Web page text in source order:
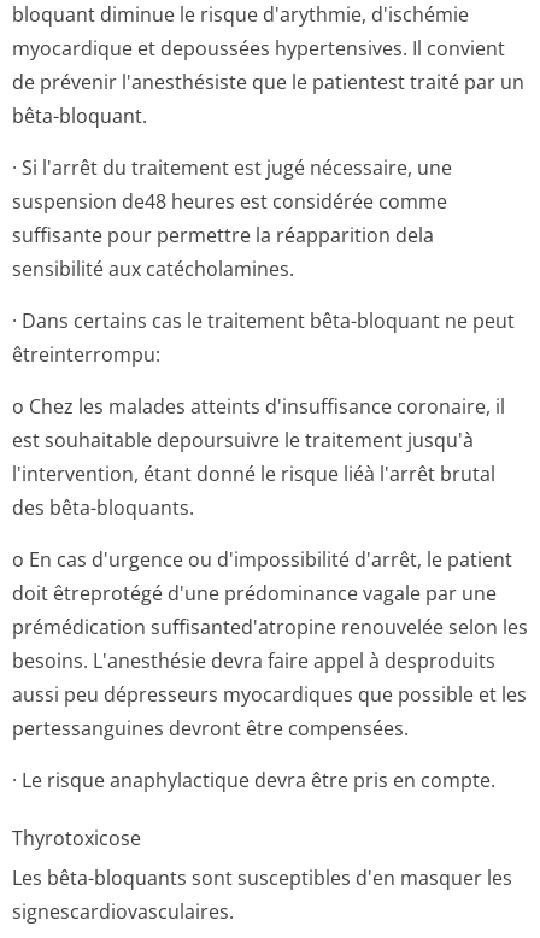
bloquant diminue le risque d'arythmie, d'ischémie
myocardique et depoussées hypertensives. Il convient
de prévenir l'anesthésiste que le patientest traité par un
bêta-bloquant.
· Si l'arrêt du traitement est jugé nécessaire, une
suspension de48 heures est considérée comme
suffisante pour permettre la réapparition dela
sensibilité aux catécholamines.
· Dans certains cas le traitement bêta-bloquant ne peut
êtreinterrompu:
o Chez les malades atteints d'insuffisance coronaire, il
est souhaitable depoursuivre le traitement jusqu'à
l'intervention, étant donné le risque liéà l'arrêt brutal
des bêta-bloquants.
o En cas d'urgence ou d'impossibilité d'arrêt, le patient
doit êtreprotégé d'une prédominance vagale par une
prémédication suffisanted'a­tropine renouvelée selon les
besoins. L'anesthésie devra faire appel à desproduits
aussi peu dépresseurs myocardiques que possible et les
pertessanguines devront être compensées.
· Le risque anaphylactique devra être pris en compte.
Thyrotoxicose
Les bêta-bloquants sont susceptibles d'en masquer les
signescardiovas­culaires.